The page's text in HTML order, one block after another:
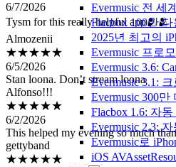
Evermusic 전 세
Flacbox 100만
2025년 최고의
Evermusic 프로
Evermusic 3.6:
Evermusic 3.1:
Evermusic 300
Flacbox 1.6: 자
Evermusic 2.3:
Evermusic로
iOS
Almozenii
★★★★★
6/5/2026
Stan loona. Don’t stream loona
Alfonso!!!
★★★★★
6/2/2026
This helped my evening so much
gettyband
★★★★★
5/30/2026
Ma bisogna elaborare una singola